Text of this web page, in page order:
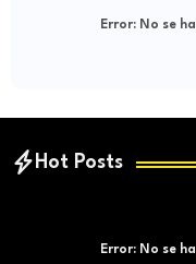
Error:No se
Hot Posts
Error:No se